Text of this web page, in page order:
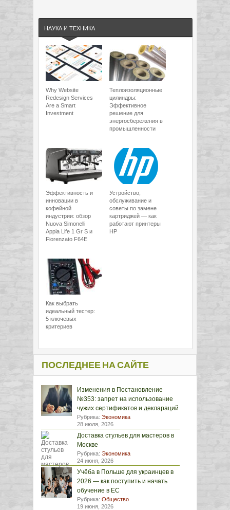
НАУКА И ТЕХНИКА
Why Website
Redesign Services
Are a Smart
Investment
Теплоизоляционные
цилиндры:
Эффективное
решение для
энергосбережения в
промышленности
Эффективность и
инновации в
кофейной
индустрии: обзор
Nuova Simonelli
Appia Life 1 Gr S и
Fiorenzato F64E
Устройство,
обслуживание и
советы по замене
картриджей — как
работают принтеры
HP
Как выбрать
идеальный тестер:
5 ключевых
критериев
ПОСЛЕДНЕЕ НА САЙТЕ
Изменения в Постановление
№353: запрет на использование
чужих сертификатов и деклараций
Рубрика: Экономика
28 июля, 2026
Доставка стульев для мастеров в
Москве
Рубрика: Экономика
24 июня, 2026
Учёба в Польше для украинцев в
2026 — как поступить и начать
обучение в ЕС
Рубрика: Общество
19 июня, 2026